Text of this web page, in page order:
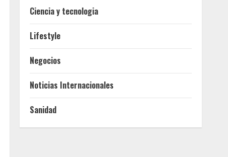
Ciencia y tecnologia
Lifestyle
Negocios
Noticias Internacionales
Sanidad